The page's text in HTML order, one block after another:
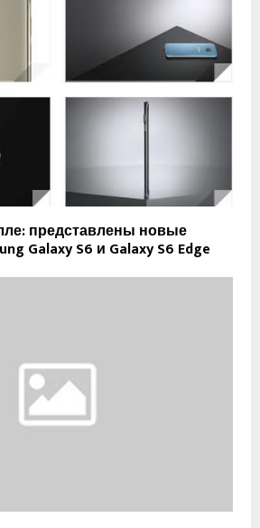
представлены новые
Galaxy S6 и Galaxy S6 Edge